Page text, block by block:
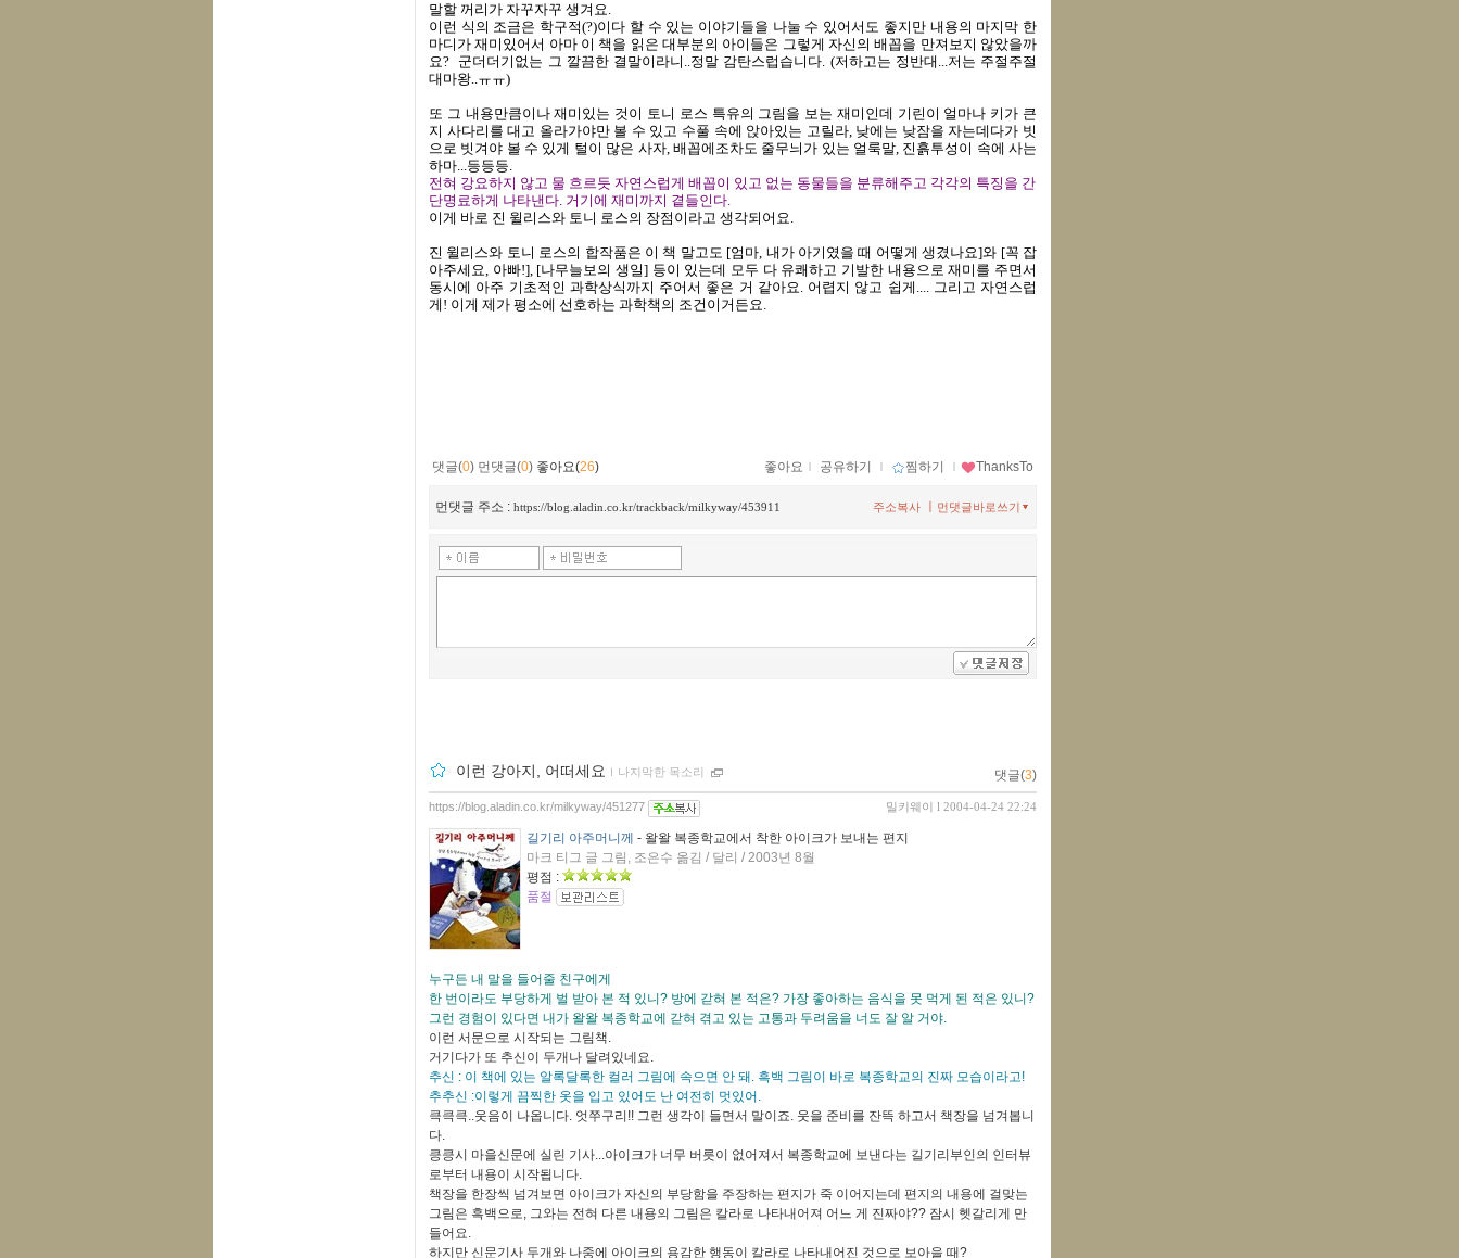
말할 꺼리가 자꾸자꾸 생겨요.
이런 식의 조금은 학구적(?)이다 할 수 있는 이야기들을 나눌 수 있어서도 좋지만 내용의 마지막 한
마디가 재미있어서 아마 이 책을 읽은 대부분의 아이들은 그렇게 자신의 배꼽을 만져보지 않았을까
요? 군더더기없는 그 깔끔한 결말이라니..정말 감탄스럽습니다. (저하고는 정반대...저는 주절주절
대마왕..ㅠㅠ)
또 그 내용만큼이나 재미있는 것이 토니 로스 특유의 그림을 보는 재미인데 기린이 얼마나 키가 큰
지 사다리를 대고 올라가야만 볼 수 있고 수풀 속에 앉아있는 고릴라, 낮에는 낮잠을 자는데다가 빗
으로 빗겨야 볼 수 있게 털이 많은 사자, 배꼽에조차도 줄무늬가 있는 얼룩말, 진흙투성이 속에 사는
하마...등등등.
전혀 강요하지 않고 물 흐르듯 자연스럽게 배꼽이 있고 없는 동물들을 분류해주고 각각의 특징을 간
단명료하게 나타낸다. 거기에 재미까지 곁들인다.
이게 바로 진 윌리스와 토니 로스의 장점이라고 생각되어요.
진 윌리스와 토니 로스의 합작품은 이 책 말고도 [엄마, 내가 아기였을 때 어떻게 생겼나요]와 [꼭 잡
아주세요, 아빠!], [나무늘보의 생일] 등이 있는데 모두 다 유쾌하고 기발한 내용으로 재미를 주면서
동시에 아주 기초적인 과학상식까지 주어서 좋은 거 같아요. 어렵지 않고 쉽게.... 그리고 자연스럽
게! 이게 제가 평소에 선호하는 과학책의 조건이거든요.
댓글(0) 먼댓글(0) 좋아요(26) 좋아요 ｌ 공유하기 ｌ 찜하기 ｌ ThanksTo
먼댓글 주소 : https://blog.aladin.co.kr/trackback/milkyway/453911 먼댓글바로쓰기
주소복사
이런 강아지, 어떠세요 ｌ 나지막한 목소리 댓글(3)
밀키웨이 l 2004-04-24 22:24
https://blog.aladin.co.kr/milkyway/451277
길기리 아주머니께 - 왈왈 복종학교에서 착한 아이크가 보내는 편지
마크 티그 글 그림, 조은수 옮김 / 달리 / 2003년 8월
평점 :
품절
누구든 내 말을 들어줄 친구에게
한 번이라도 부당하게 벌 받아 본 적 있니? 방에 갇혀 본 적은? 가장 좋아하는 음식을 못 먹게 된 적은 있니?
그런 경험이 있다면 내가 왈왈 복종학교에 갇혀 겪고 있는 고통과 두려움을 너도 잘 알 거야.
이런 서문으로 시작되는 그림책.
거기다가 또 추신이 두개나 달려있네요.
추신 : 이 책에 있는 알록달록한 컬러 그림에 속으면 안 돼. 흑백 그림이 바로 복종학교의 진짜 모습이라고!
추추신 :이렇게 끔찍한 옷을 입고 있어도 난 여전히 멋있어.
큭큭큭..웃음이 나옵니다. 엇쭈구리!! 그런 생각이 들면서 말이죠. 웃을 준비를 잔뜩 하고서 책장을 넘겨봅니
다.
킁킁시 마을신문에 실린 기사...아이크가 너무 버릇이 없어져서 복종학교에 보낸다는 길기리부인의 인터뷰
로부터 내용이 시작됩니다.
책장을 한장씩 넘겨보면 아이크가 자신의 부당함을 주장하는 편지가 죽 이어지는데 편지의 내용에 걸맞는
그림은 흑백으로, 그와는 전혀 다른 내용의 그림은 칼라로 나타내어져 어느 게 진짜야?? 잠시 헷갈리게 만
들어요.
하지만 신문기사 두개와 나중에 아이크의 용감한 행동이 칼라로 나타내어진 것으로 보아을 때?